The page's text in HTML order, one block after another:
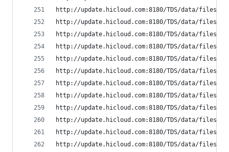
http://update.hicloud.com:8180/TDS/data/files/p9/
http://update.hicloud.com:8180/TDS/data/files/p9/
http://update.hicloud.com:8180/TDS/data/files/p9/
http://update.hicloud.com:8180/TDS/data/files/p9/
http://update.hicloud.com:8180/TDS/data/files/p9/
http://update.hicloud.com:8180/TDS/data/files/p9/
http://update.hicloud.com:8180/TDS/data/files/p9/
http://update.hicloud.com:8180/TDS/data/files/p9/
http://update.hicloud.com:8180/TDS/data/files/p9/
http://update.hicloud.com:8180/TDS/data/files/p9/
http://update.hicloud.com:8180/TDS/data/files/p9/
http://update.hicloud.com:8180/TDS/data/files/p9/